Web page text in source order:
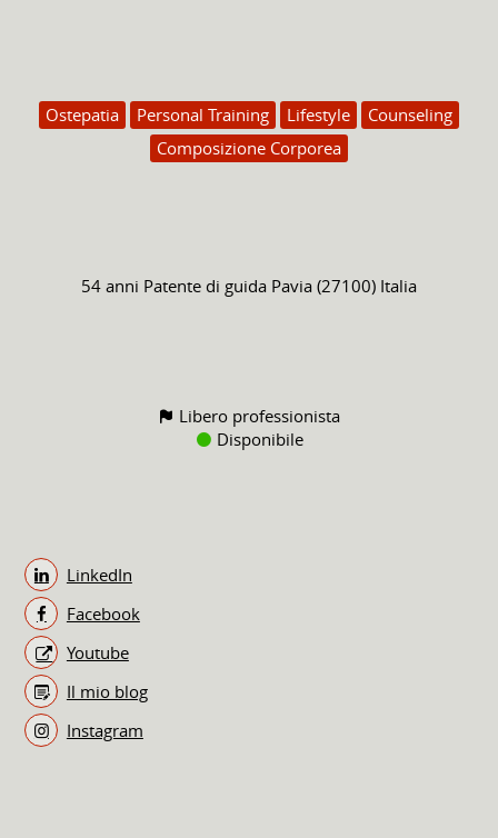
Ostepatia Personal Training Lifestyle
Counseling
Composizione Corporea
54 anni Patente di guida Pavia (27100) Italia
Libero professionista
Disponibile
LinkedIn
Facebook
Youtube
Il mio blog
Instagram